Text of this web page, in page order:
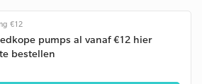
€12
pumps al vanaf €12 hier
bestellen